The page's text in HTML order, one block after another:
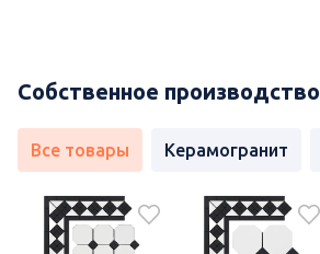
Собственное производство
Все товары Керамогранит